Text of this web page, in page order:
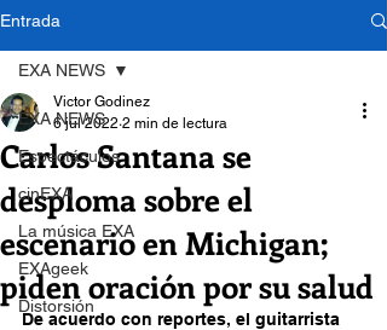
Entrada
EXA NEWS
Espectáculos
cinEXA
La música EXA
EXAgeek
Distorsión
EXA NEWS
Carlos Santana se
desploma sobre el
escenario en Michigan;
piden oración por su salud
Victor Godinez
6 jul 2022 2 min de lectura
De acuerdo con reportes, el guitarrista